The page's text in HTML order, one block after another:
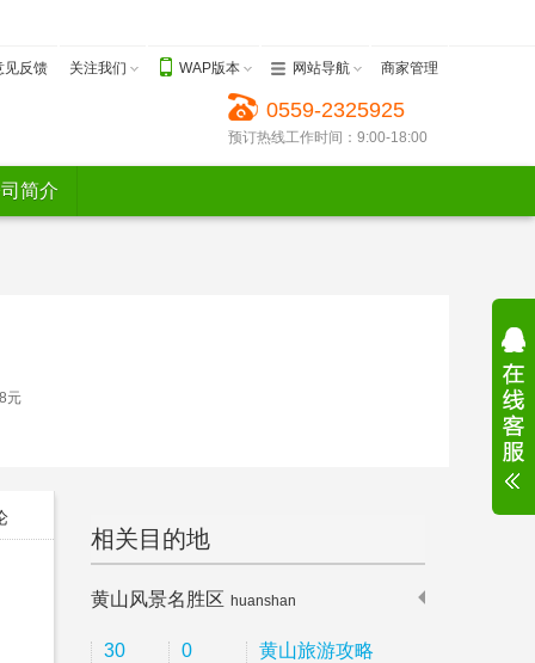
见反馈 关注我们 WAP版本 网站导航 商家管理
0559-2325925
预订热线工作时间：9:00-18:00
简介
元
相关目的地
黄山风景名胜区 huanshan
30 0 黄山旅游攻略